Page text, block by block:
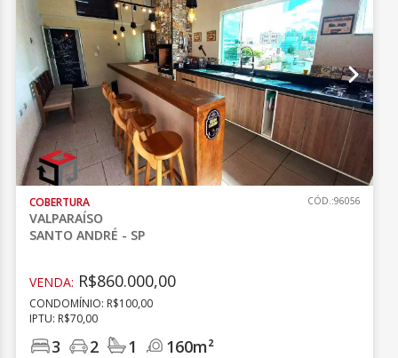
COBERTURA
VALPARAÍSO
SANTO ANDRÉ - SP
CÓD.:96056
VENDA: R$860.000,00
CONDOMÍNIO: R$100,00
IPTU: R$70,00
3 2 1 160m²